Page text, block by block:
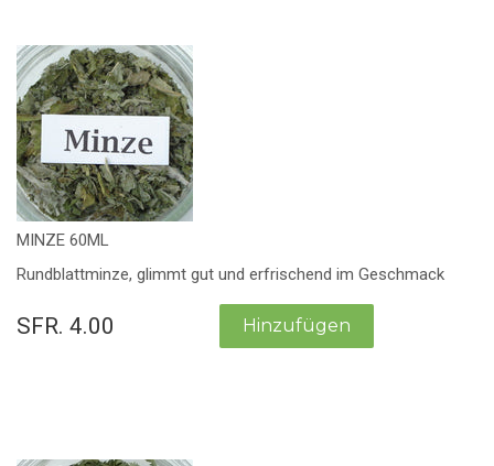
MINZE 60ML
Rundblattminze, glimmt gut und erfrischend im Geschmack
SFR. 4.00